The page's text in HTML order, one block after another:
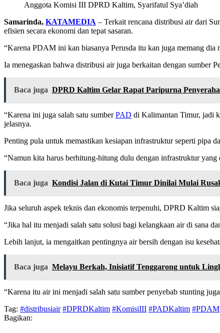
Anggota Komisi III DPRD Kaltim, Syarifatul Sya’diah
Samarinda, KATAMEDIA – Terkait rencana distribusi air dari
efisien secara ekonomi dan tepat sasaran.
“Karena PDAM ini kan biasanya Perusda itu kan juga memang dia
Ia menegaskan bahwa distribusi air juga berkaitan dengan sumber
Baca juga DPRD Kaltim Gelar Rapat Paripurna
“Karena ini juga salah satu sumberPAD di Kalimantan Timur, jadi
jelasnya.
Penting pula untuk memastikan kesiapan infrastruktur seperti pipa
“Namun kita harus berhitung-hitung dulu dengan infrastruktur
Baca juga Kondisi Jalan di Kutai Timur Dinilai Mulai
Jika seluruh aspek teknis dan ekonomis terpenuhi, DPRD Kaltim
“Jika hal itu menjadi salah satu solusi bagi kelangkaan air di sana
Lebih lanjut, ia mengaitkan pentingnya air bersih dengan isu
Baca juga Melayu Berkah, Inisiatif Tenggarong untuk
“Karena itu air ini menjadi salah satu sumber penyebab stunting
Tag: #distribusiair #DPRDKaltim #KomisiIII #PADKaltim #PDAM
Bagikan: